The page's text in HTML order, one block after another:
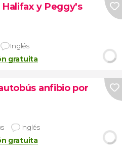
y Peggy's
Inglés
gratuita
anfibio por
Inglés
gratuita